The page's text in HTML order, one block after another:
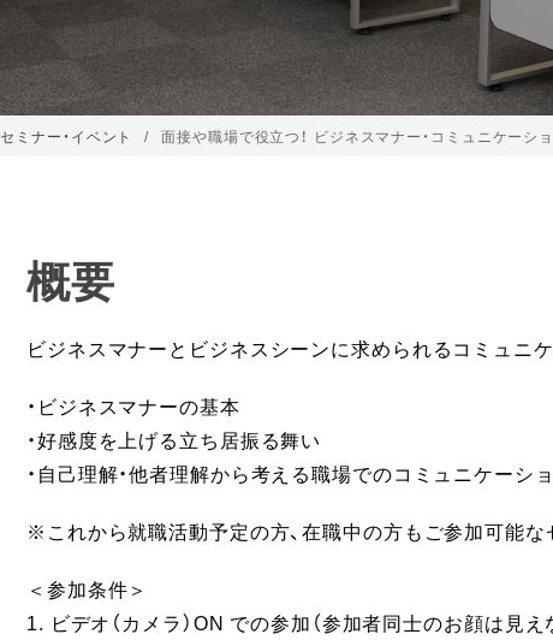
セミナー・イベント 面接や職場で役立つ！ ビジネスマナー・コミュニケーシ
概要
ビジネスマナーとビジネスシーンに求められるコミュニ
・ビジネスマナーの基本
・好感度を上げる立ち居振る舞い
・自己理解・他者理解から考える職場でのコミュニケーシ
※これから就職活動予定の方、在職中の方もご参加可能な
＜参加条件＞
1. ビデオ（カメラ）ON での参加（参加者同士のお顔は見え